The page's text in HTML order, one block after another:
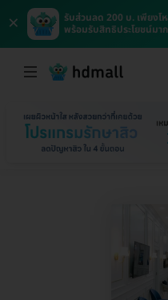
×
รับส่วนลด 200 บ. เพียง
พร้อมรับสิทธิประโยชน์มา